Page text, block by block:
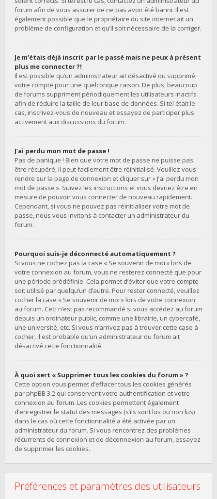
forum afin de vous assurer de ne pas avoir été banni. Il est
également possible que le propriétaire du site internet ait un
problème de configuration et qu’il soit nécessaire de la corriger.
Je m’étais déjà inscrit par le passé mais ne peux à présent
plus me connecter ?!
Il est possible qu’un administrateur ait désactivé ou supprimé
votre compte pour une quelconque raison. De plus, beaucoup
de forums suppriment périodiquement les utilisateurs inactifs
afin de réduire la taille de leur base de données. Si tel était le
cas, inscrivez-vous de nouveau et essayez de participer plus
activement aux discussions du forum.
J’ai perdu mon mot de passe !
Pas de panique ! Bien que votre mot de passe ne puisse pas
être récupéré, il peut facilement être réinitialisé. Veuillez vous
rendre sur la page de connexion et cliquer sur « J’ai perdu mon
mot de passe ». Suivez les instructions et vous devriez être en
mesure de pouvoir vous connecter de nouveau rapidement.
Cependant, si vous ne pouvez pas réinitialiser votre mot de
passe, nous vous invitons à contacter un administrateur du
forum.
Pourquoi suis-je déconnecté automatiquement ?
Si vous ne cochez pas la case « Se souvenir de moi » lors de
votre connexion au forum, vous ne resterez connecté que pour
une période prédéfinie. Cela permet d’éviter que votre compte
soit utilisé par quelqu’un d’autre. Pour rester connecté, veuillez
cocher la case « Se souvenir de moi » lors de votre connexion
au forum. Ceci n’est pas recommandé si vous accédez au forum
depuis un ordinateur public, comme une librairie, un cybercafé,
une université, etc. Si vous n’arrivez pas à trouver cette case à
cocher, il est probable qu’un administrateur du forum ait
désactivé cette fonctionnalité.
À quoi sert « Supprimer tous les cookies du forum » ?
Cette option vous permet d’effacer tous les cookies générés
par phpBB 3.2 qui conservent votre authentification et votre
connexion au forum. Les cookies permettent également
d’enregistrer le statut des messages (s’ils sont lus ou non lus)
dans le cas où cette fonctionnalité a été activée par un
administrateur du forum. Si vous rencontrez des problèmes
récurrents de connexion et de déconnexion au forum, essayez
de supprimer les cookies.
Préférences et paramètres des utilisateurs